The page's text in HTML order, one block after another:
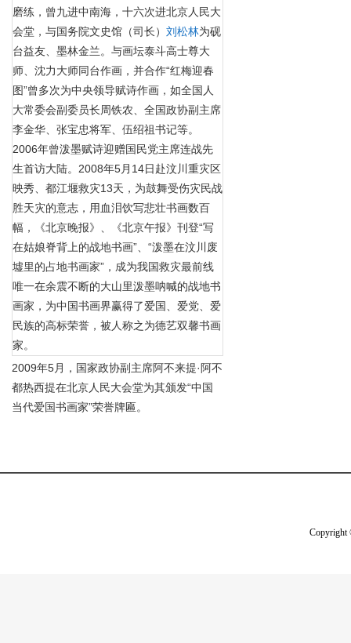
磨练，曾九进中南海，十六次进北京人民大
会堂，与国务院文史馆（司长） 刘松林为砚
台益友、墨林金兰。与画坛泰斗高士尊大
师、沈力大师同台作画，并合作“红梅迎春
图”曾多次为中央领导赋诗作画，如全国人
大常委会副委员长周铁农、全国政协副主席
李金华、张宝忠将军、伍绍祖书记等。
2006年曾泼墨赋诗迎赠国民党主席连战先
生首访大陆。2008年5月14日赴汶川重灾区
映秀、都江堰救灾13天，为鼓舞受伤灾民战
胜天灾的意志，用血泪饮写悲壮书画数百
幅，《北京晚报》、《北京午报》刊登“写
在姑娘脊背上的战地书画”、“泼墨在汶川废
墟里的占地书画家”，成为我国救灾最前线
唯一在余震不断的大山里泼墨呐喊的战地书
画家，为中国书画界赢得了爱国、爱党、爱
民族的高标荣誉，被人称之为德艺双馨书画
家。
2009年5月，国家政协副主席阿不来提·阿不
都热西提在北京人民大会堂为其颁发“中国
当代爱国书画家”荣誉牌匾。
Copyright